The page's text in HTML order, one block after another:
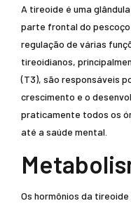
A tireoide é uma
parte frontal do pescoço
regulação de várias
tireoidianos,
(T3), são responsáveis
crescimento e o
praticamente todos os
até a saúde mental.
Os hormônios da